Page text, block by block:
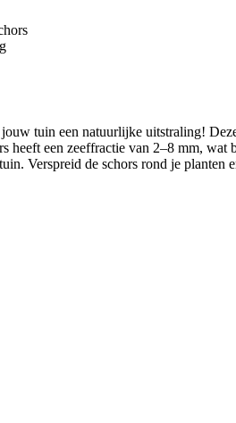
tuin een natuurlijke uitstraling!
een zeeffractie van 2–8 mm,
Verspreid de schors rond je